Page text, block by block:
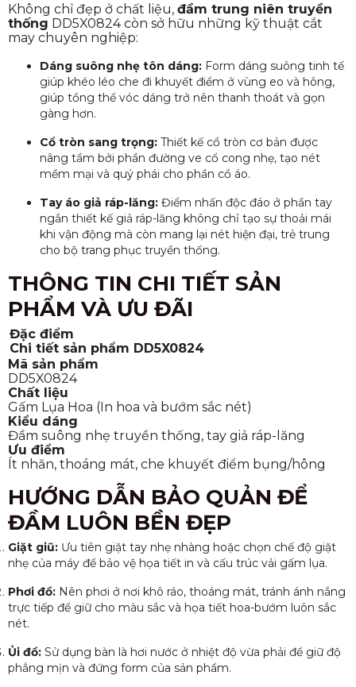
Không chỉ đẹp ở chất liệu, đầm trung niên truyền
thống DD5X0824 còn sở hữu những kỹ thuật cắt
may chuyên nghiệp:
Dáng suông nhẹ tôn dáng: Form dáng suông tinh tế
giúp khéo léo che đi khuyết điểm ở vùng eo và hông,
giúp tổng thể vóc dáng trở nên thanh thoát và gọn
gàng hơn.
Cổ tròn sang trọng: Thiết kế cổ tròn cơ bản được
nâng tầm bởi phần đường ve cổ cong nhẹ, tạo nét
mềm mại và quý phái cho phần cổ áo.
Tay áo giả ráp-lăng: Điểm nhấn độc đáo ở phần tay
ngắn thiết kế giả ráp-lăng không chỉ tạo sự thoải mái
khi vận động mà còn mang lại nét hiện đại, trẻ trung
cho bộ trang phục truyền thống.
THÔNG TIN CHI TIẾT SẢN
PHẨM VÀ ƯU ĐÃI
Đặc điểm
Chi tiết sản phẩm DD5X0824
Mã sản phẩm
DD5X0824
Chất liệu
Gấm Lụa Hoa (In hoa và bướm sắc nét)
Kiểu dáng
Đầm suông nhẹ truyền thống, tay giả ráp-lăng
Ưu điểm
Ít nhăn, thoáng mát, che khuyết điểm bụng/hông
HƯỚNG DẪN BẢO QUẢN ĐỂ
ĐẦM LUÔN BỀN ĐẸP
Giặt giũ: Ưu tiên giặt tay nhẹ nhàng hoặc chọn chế độ giặt
nhẹ của máy để bảo vệ họa tiết in và cấu trúc vải gấm lụa.
Phơi đồ: Nên phơi ở nơi khô ráo, thoáng mát, tránh ánh nắng
trực tiếp để giữ cho màu sắc và họa tiết hoa-bướm luôn sắc
nét.
Ủi đồ: Sử dụng bàn là hơi nước ở nhiệt độ vừa phải để giữ độ
phẳng mịn và đứng form của sản phẩm.